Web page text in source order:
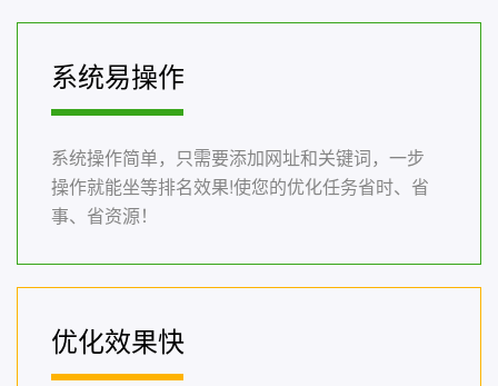
系统易操作
系统操作简单，只需要添加网址和关键词，一步
操作就能坐等排名效果!使您的优化任务省时、省
事、省资源！
优化效果快